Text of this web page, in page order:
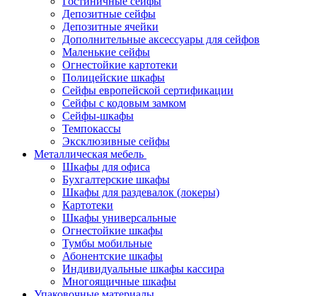
Депозитные сейфы
Депозитные ячейки
Дополнительные аксессуары для сейфов
Маленькие сейфы
Огнестойкие картотеки
Полицейские шкафы
Сейфы европейской сертификации
Сейфы с кодовым замком
Сейфы-шкафы
Темпокассы
Эксклюзивные сейфы
Металлическая мебель
Шкафы для офиса
Бухгалтерские шкафы
Шкафы для раздевалок (локеры)
Картотеки
Шкафы универсальные
Огнестойкие шкафы
Тумбы мобильные
Абонентские шкафы
Индивидуальные шкафы кассира
Многоящичные шкафы